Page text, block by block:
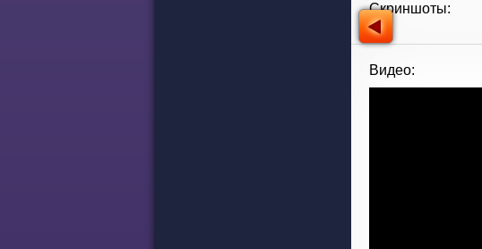
Скриншоты:
Видео: